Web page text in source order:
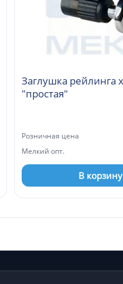
Заглушка рейлинга
"простая"
Розничная цена
Мелкий опт.
В корзину